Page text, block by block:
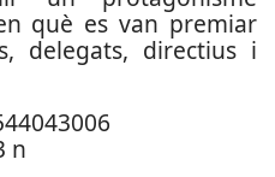
què es van premiar
delegats, directius i